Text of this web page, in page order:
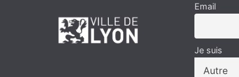
Email
Je suis